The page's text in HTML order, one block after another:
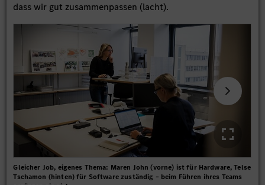
dass wir gut zusammenpassen (lacht).
Gleicher Job, eigenes Thema: Maren John (vorne) ist für Hardware, Telse
Tschamon (hinten) für Software zuständig – beim Führen ihres Teams